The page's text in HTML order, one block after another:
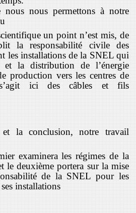
nous nous permettons à notre
un point n’est mis, de
la responsabilité civile des
les installations de la SNEL qui
et la distribution de l’énergie
production vers les centres de
ici des câbles et fils
et la conclusion, notre travail
examinera les régimes de la
le deuxième portera sur la mise
de la SNEL pour les
installations